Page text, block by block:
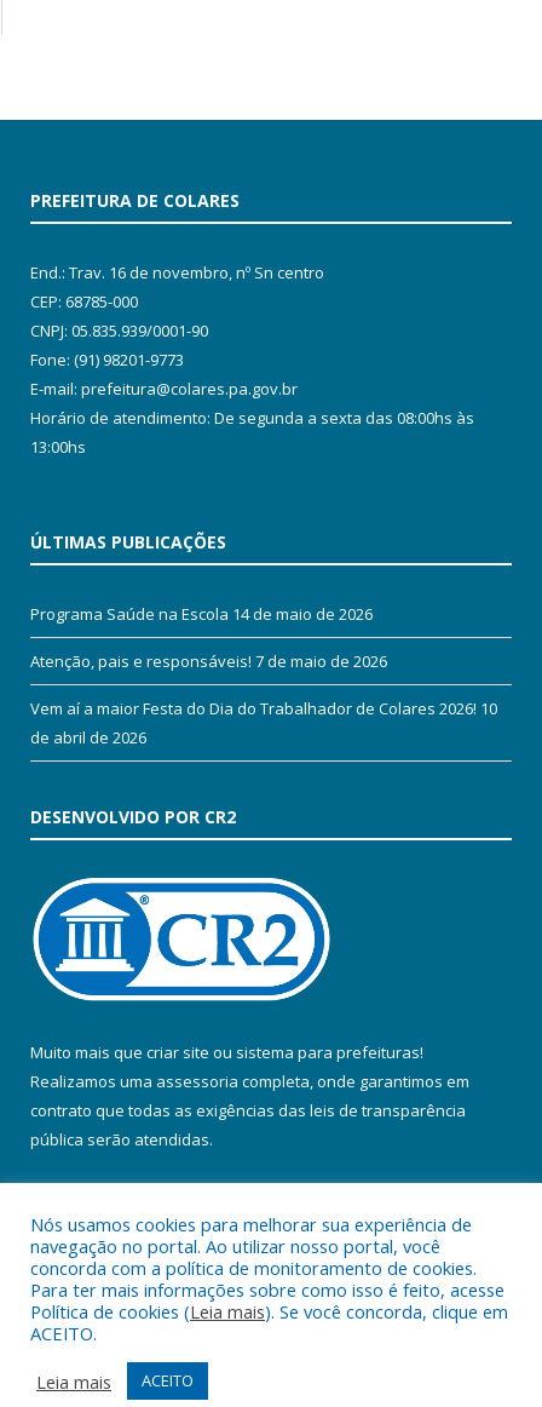
PREFEITURA DE COLARES
End.: Trav. 16 de novembro, nº Sn centro
CEP: 68785-000
CNPJ: 05.835.939/0001-90
Fone: (91) 98201-9773
E-mail: prefeitura@colares.pa.gov.br
Horário de atendimento: De segunda a sexta das 08:00hs às
13:00hs
ÚLTIMAS PUBLICAÇÕES
Programa Saúde na Escola 14 de maio de 2026
Atenção, pais e responsáveis! 7 de maio de 2026
Vem aí a maior Festa do Dia do Trabalhador de Colares 2026! 10
de abril de 2026
DESENVOLVIDO POR CR2
Muito mais que criar site ou sistema para prefeituras!
Realizamos uma assessoria completa, onde garantimos em
contrato que todas as exigências das leis de transparência
pública serão atendidas.
Todos os direitos reservados a Prefeitura Municipal de Colares.
Mapa do Site
Acessar Área Administrativa
Acessar Webmail
Nós usamos cookies para melhorar sua experiência de
navegação no portal. Ao utilizar nosso portal, você
concorda com a política de monitoramento de cookies.
Para ter mais informações sobre como isso é feito, acesse
Política de cookies (Leia mais). Se você concorda, clique em
ACEITO.
Leia mais
ACEITO